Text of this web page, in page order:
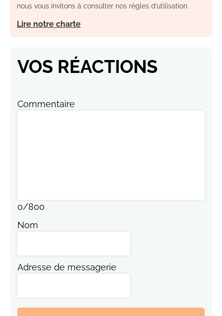
nous vous invitons à consulter nos règles d’utilisation.
Lire notre charte
VOS RÉACTIONS
Commentaire
0/800
Nom
Adresse de messagerie